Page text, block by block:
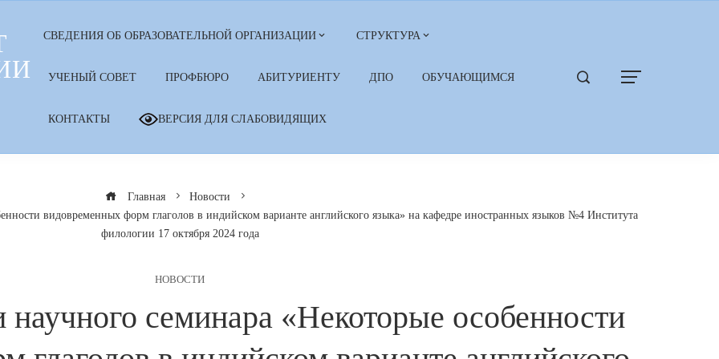
СВЕДЕНИЯ ОБ ОБРАЗОВАТЕЛЬНОЙ ОРГАНИЗАЦИИ СТРУКТУРА
УЧЕНЫЙ СОВЕТ ПРОФБЮРО АБИТУРИЕНТУ ДПО ОБУЧАЮЩИМСЯ
КОНТАКТЫ ВЕРСИЯ ДЛЯ СЛАБОВИДЯЩИХ
Главная
Новости
видовременных форм глаголов в индийском варианте английского языка» на кафедре иностранных языков №4 Института
филологии 17 октября 2024 года
НОВОСТИ
семинара «Некоторые особенности